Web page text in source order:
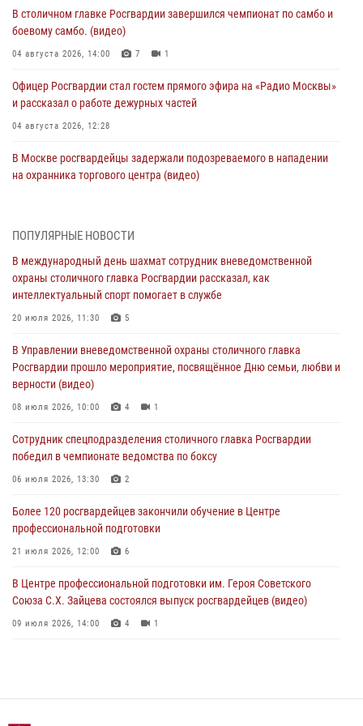
В столичном главке Росгвардии завершился чемпионат по самбо и
боевому самбо. (видео)
04 августа 2026, 14:00 7 1
Офицер Росгвардии стал гостем прямого эфира на «Радио Москвы»
и рассказал о работе дежурных частей
04 августа 2026, 12:28
В Москве росгвардейцы задержали подозреваемого в нападении
на охранника торгового центра (видео)
В Главном управлении Росгвардии по городу Москве подвели итоги
03 августа 2026, 13:00
На востоке Москвы сотрудники Росгвардии задержали мужчину,
находящегося в федеральном розыске (видео)
Росгвардия обеспечила правопорядок во время празднования Дня
воздушно-десантных войск в Москве (видео)
03 августа 2026, 08:00
Московские росгвардейцы пришли на помощь семье, у которой
сломался автомобиль на проезжей части (Видео)
02 августа 2026, 11:54
ПОПУЛЯРНЫЕ НОВОСТИ
В международный день шахмат сотрудник вневедомственной
охраны столичного главка Росгвардии рассказал, как
интеллектуальный спорт помогает в службе
20 июля 2026, 11:30 5
В Управлении вневедомственной охраны столичного главка
Росгвардии прошло мероприятие, посвящённое Дню семьи, любви и
верности (видео)
08 июля 2026, 10:00 4 1
Сотрудник спецподразделения столичного главка Росгвардии
победил в чемпионате ведомства по боксу
06 июля 2026, 13:30 2
Более 120 росгвардейцев закончили обучение в Центре
профессиональной подготовки
21 июля 2026, 12:00 6
В Центре профессиональной подготовки им. Героя Советского
Союза С.Х. Зайцева состоялся выпуск росгвардейцев (видео)
09 июля 2026, 14:00 4 1